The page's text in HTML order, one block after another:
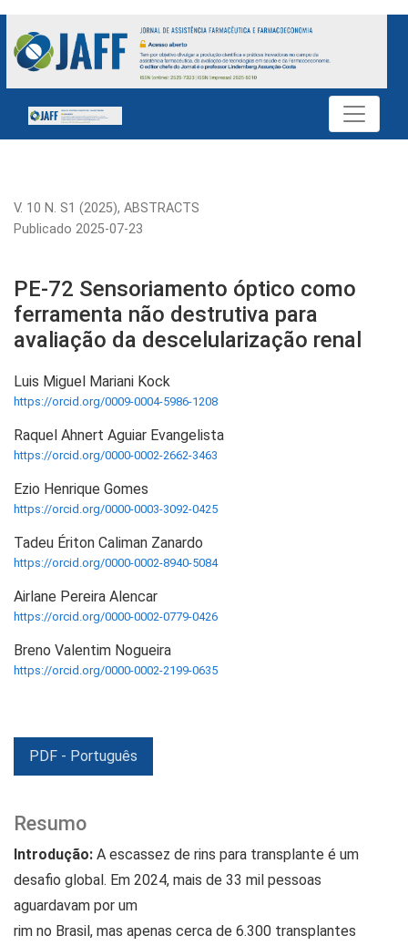
PE-72 Sensoriamento óptico como ferramenta não
V. 10 N. S1 (2025), ABSTRACTS
PE-72 Sensoriamento óptico como
ferramenta não destrutiva para
avaliação da descelularização renal
Publicado 2025-07-23
Luis Miguel Mariani Kock
https://orcid.org/0009-0004-5986-1208
Raquel Ahnert Aguiar Evangelista
https://orcid.org/0000-0002-2662-3463
Ezio Henrique Gomes
https://orcid.org/0000-0003-3092-0425
Tadeu Ériton Caliman Zanardo
https://orcid.org/0000-0002-8940-5084
Airlane Pereira Alencar
https://orcid.org/0000-0002-0779-0426
Breno Valentim Nogueira
https://orcid.org/0000-0002-2199-0635
PDF - Português
Resumo
Introdução: A escassez de rins para transplante é um
desafio global. Em 2024, mais de 33 mil pessoas
aguardavam por um
rim no Brasil, mas apenas cerca de 6.300 transplantes